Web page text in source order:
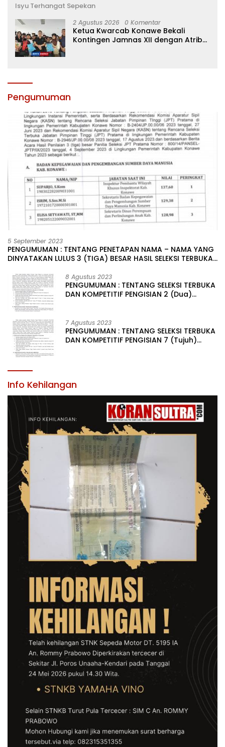
Isyu Terhangat Sepekan
2 Agustus 2026 0 Komentar
Ketua Kwarcab Konawe Bekali
Kontingen Jamnas XII dengan Atribut
Pengumuman
5 September 2023
PENGUMUMAN : TENTANG PENETAPAN NAMA – NAMA YANG
DINYATAKAN LULUS 3 (TIGA) BESAR HASIL SELEKSI TERBUKA
LINGKUNGAN PEMERINTAH DAERAH KABUPATEN KONAWE
8 Agustus 2023
PENGUMUMAN : TENTANG SELEKSI TERBUKA
DAN KOMPETITIF PENGISIAN 2 (Dua)
KABUPATEN KONAWE
7 Agustus 2023
PENGUMUMAN : TENTANG SELEKSI TERBUKA
DAN KOMPETITIF PENGISIAN 7 (Tujuh)
Info Kehilangan